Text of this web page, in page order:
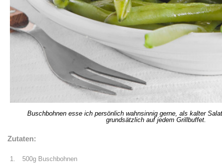
Buschbohnen esse ich persönlich wahnsinnig gerne, als kalter
grundsätzlich auf jedem Grillbuffet.
Zutaten:
500g Buschbohnen